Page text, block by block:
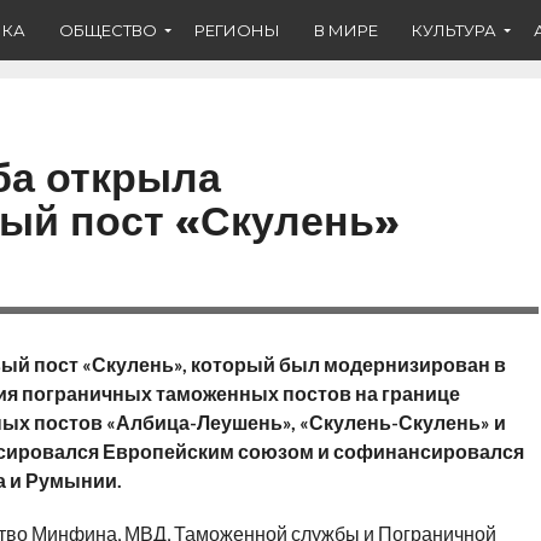
ОБЩЕСТВО РЕГИОНЫ В МИРЕ КУЛЬТУРА
открыла
пост «Скулень»
пост «Скулень», который был модернизирован в
пограничных таможенных постов на границе
постов «Албица-Леушень», «Скулень-Скулень» и
Европейским союзом и софинансировался
и Румынии.
Минфина, МВД, Таможенной службы и Пограничной